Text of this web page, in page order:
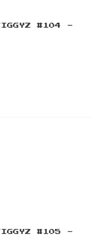
#104 -
#105 -